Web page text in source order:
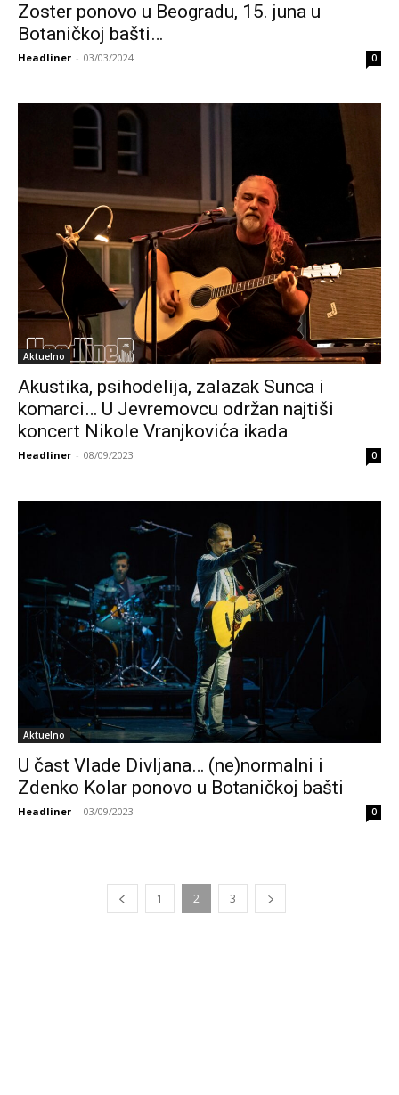
Zoster ponovo u Beogradu, 15. juna u
Botaničkoj bašti…
Headliner - 03/03/2024 0
Aktuelno
Akustika, psihodelija, zalazak Sunca i
komarci… U Jevremovcu održan najtiši
koncert Nikole Vranjkovića ikada
Headliner - 08/09/2023 0
Aktuelno
U čast Vlade Divljana… (ne)normalni i
Zdenko Kolar ponovo u Botaničkoj bašti
Headliner - 03/09/2023 0
1 2 3